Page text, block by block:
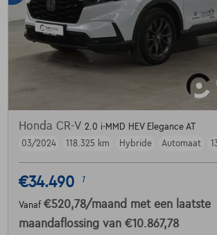
Honda CR-V 2.0 i-MMD HEV Elegance AT
03/2024
118.325 km Hybride Automaat
€34.490 1
Vanaf €520,78/maand met een laatste
maandaflossing van €10.867,78